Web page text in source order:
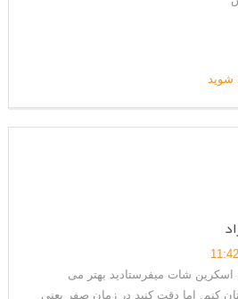
شوید
اسکرین شات میفرستادید بهتر می
کنم. اما دقت کنید در زمان صفر یعنی